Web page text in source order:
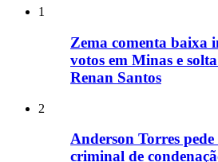
1
Zema comenta baixa
votos em Minas e
Renan Santos
2
Anderson Torres
criminal de